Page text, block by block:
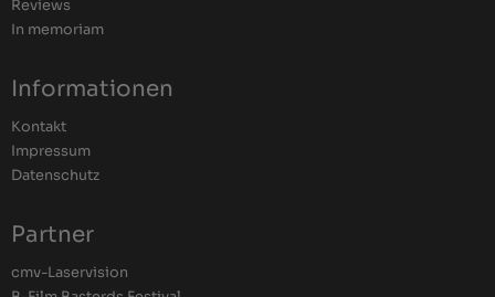
Reviews
In memoriam
Informationen
Kontakt
Impressum
Datenschutz
Partner
cmv-Laservision